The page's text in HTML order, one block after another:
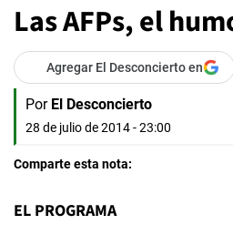
Las AFPs, el
Agregar El Desconcierto en
Por El Desconcierto
28 de julio de 2014 - 23:00
Comparte esta nota:
EL PROGRAMA